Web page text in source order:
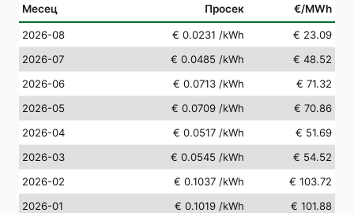
Месец Просек €/MWh
2026-08 € 0.0231 /kWh
€ 23.09
2026-07
€ 0.0485 /kWh
€ 48.52
2026-06
€ 0.0713 /kWh
€ 71.32
2026-05
€ 0.0709 /kWh
€ 70.86
2026-04
€ 0.0517 /kWh
€ 51.69
2026-03
€ 0.0545 /kWh
€ 54.52
2026-02
€ 0.1037 /kWh
€ 103.72
2026-01
€ 0.1019 /kWh
€ 101.88